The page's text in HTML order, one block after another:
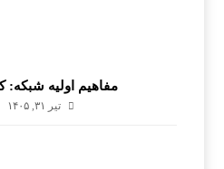
مفاهیم اولیه شبکه:
تیر ۳۱, ۱۴۰۵